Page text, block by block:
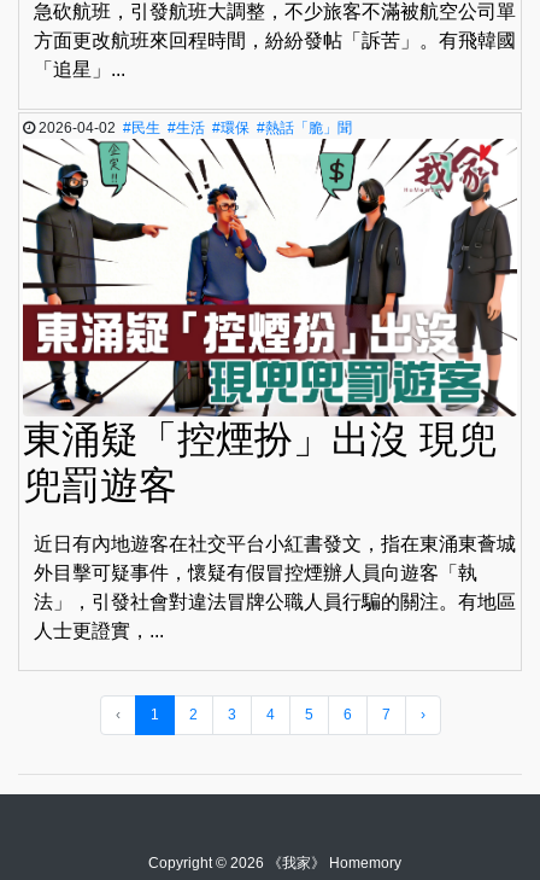
急砍航班，引發航班大調整，不少旅客不滿被航空公司單
方面更改航班來回程時間，紛紛發帖「訴苦」。有飛韓國
「追星」...
2026-04-02#民生 #生活 #環保 #熱話「脆」聞
東涌疑「控煙扮」出沒 現兜
兜罰遊客
近日有內地遊客在社交平台小紅書發文，指在東涌東薈城
外目擊可疑事件，懷疑有假冒控煙辦人員向遊客「執
法」，引發社會對違法冒牌公職人員行騙的關注。有地區
人士更證實，...
‹ 1 2 3 4 5 6 7 ›
Copyright © 2026 《我家》 Homemory